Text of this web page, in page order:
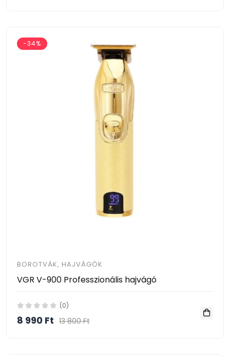
-34%
BOROTVÁK, HAJVÁGÓK
VGR V-900 Professzionális hajvágó
(0)
8 990 Ft 13 800 Ft